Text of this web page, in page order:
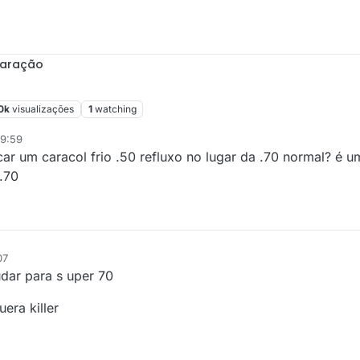
visualizações 1 watching
um caracol frio .50 refluxo no lugar da .70 normal? é
para s uper 70
killer